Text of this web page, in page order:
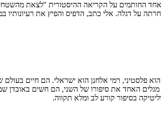
הוא היה אחד החותמים על הקריאה ההיסטורית "לצאת
על דגלה. אלי כתב, הדפיס והפיץ את רעיונותיו
פלסטיני, רמי אלחנן הוא ישראלי. הם חיים
חייל ישראלי וסמדר בת ה-13 על ידי מחבל מתאבד פלסטיני. כשהם מגלים האחד את סיפורו של
בסיפור קורע לב ומלא תקווה.